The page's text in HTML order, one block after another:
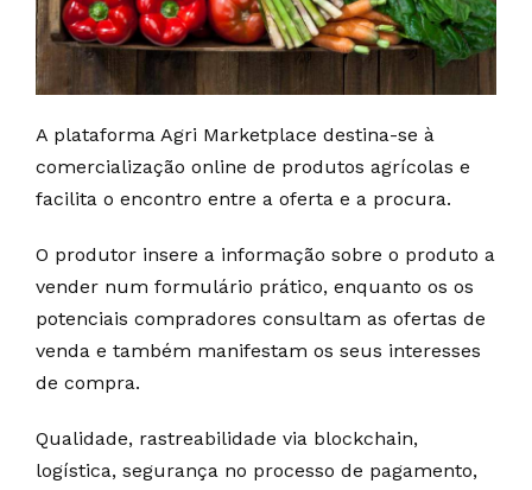
A plataforma Agri Marketplace destina-se à
comercialização online de produtos agrícolas e
facilita o encontro entre a oferta e a procura.
O produtor insere a informação sobre o produto a
vender num formulário prático, enquanto os os
potenciais compradores consultam as ofertas de
venda e também manifestam os seus interesses
de compra.
Qualidade, rastreabilidade via blockchain,
logística, segurança no processo de pagamento,